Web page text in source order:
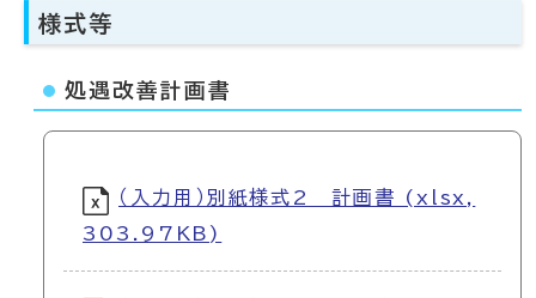
様式等
処遇改善計画書
（入力用）別紙様式2 計画書 (xlsx,
303.97KB)